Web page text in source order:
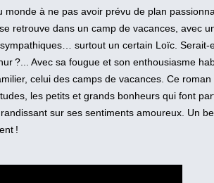
monde à ne pas avoir prévu de plan
retrouve dans un camp de vacances, avec
surtout un certain Loïc. Serait-
?... Avec sa fougue et son enthousiasme
celui des camps de vacances. Ce
les petits et grands bonheurs qui font
sur ses sentiments amou­reux. Un
!